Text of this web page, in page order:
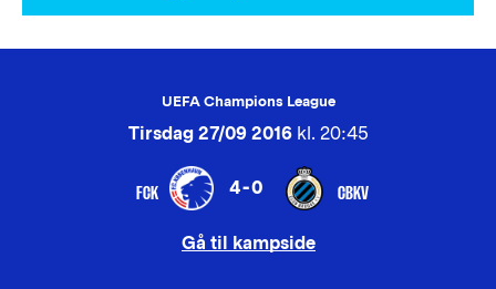
UEFA Champions League
Tirsdag 27/09 2016kl. 20:45
FCK 4-0 CBKV
Gå til kampside